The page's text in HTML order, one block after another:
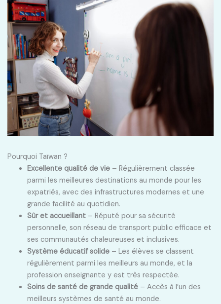
Pourquoi Taïwan ?
Excellente qualité de vie – Régulièrement classée
parmi les meilleures destinations au monde pour les
expatriés, avec des infrastructures modernes et une
grande facilité au quotidien.
Sûr et accueillant – Réputé pour sa sécurité
personnelle, son réseau de transport public efficace et
ses communautés chaleureuses et inclusives.
Système éducatif solide – Les élèves se classent
régulièrement parmi les meilleurs au monde, et la
profession enseignante y est très respectée.
Soins de santé de grande qualité – Accès à l’un des
meilleurs systèmes de santé au monde.